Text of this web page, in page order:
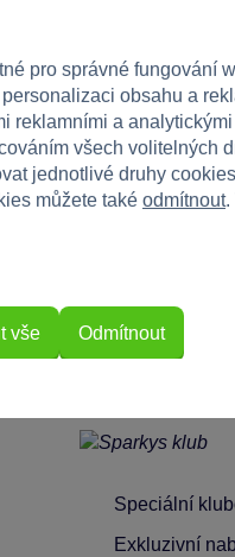
Speciální
Exkluzivní
pro správné fungování
obsahu a
reklamními a analytickými
všech volitelných
jednotlivé druhy
můžete také odmítnout.
Odmítnout
vše